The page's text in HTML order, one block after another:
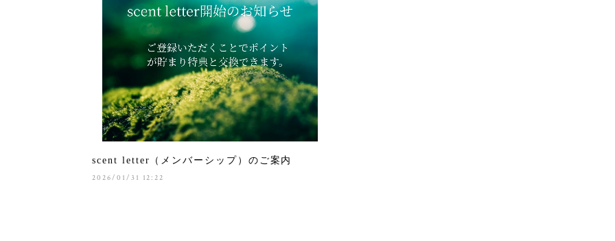
scent letter（メンバーシップ）のご案内
2026/01/31 12:22